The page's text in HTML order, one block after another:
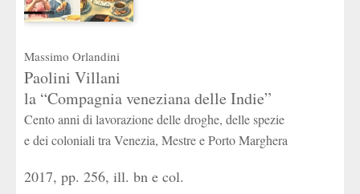
Massimo Orlandini
Paolini Villani
la “Compagnia veneziana delle Indie”
Cento anni di lavorazione delle droghe, delle spezie
e dei coloniali tra Venezia, Mestre e Porto Marghera
2017, pp. 256, ill. bn e col.